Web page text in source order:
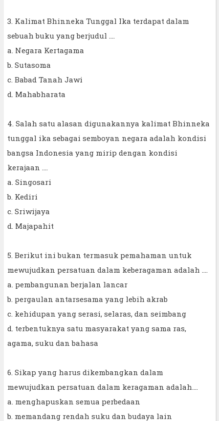
3. Kalimat Bhinneka Tunggal Ika terdapat dalam
sebuah buku yang berjudul ....
a. Negara Kertagama
b. Sutasoma
c. Babad Tanah Jawi
d. Mahabharata
4. Salah satu alasan digunakannya kalimat Bhinneka
tunggal ika sebagai semboyan negara adalah kondisi
bangsa Indonesia yang mirip dengan kondisi
kerajaan ....
a. Singosari
b. Kediri
c. Sriwijaya
d. Majapahit
5. Berikut ini bukan termasuk pemahaman untuk
mewujudkan persatuan dalam keberagaman adalah ....
a. pembangunan berjalan lancar
b. pergaulan antarsesama yang lebih akrab
c. kehidupan yang serasi, selaras, dan seimbang
d. terbentuknya satu masyarakat yang sama ras,
agama, suku dan bahasa
6. Sikap yang harus dikembangkan dalam
mewujudkan persatuan dalam keragaman adalah….
a. menghapuskan semua perbedaan
b. memandang rendah suku dan budaya lain